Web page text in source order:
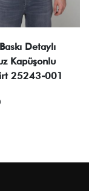
Detaylı
Kapüşonlu
25243-001